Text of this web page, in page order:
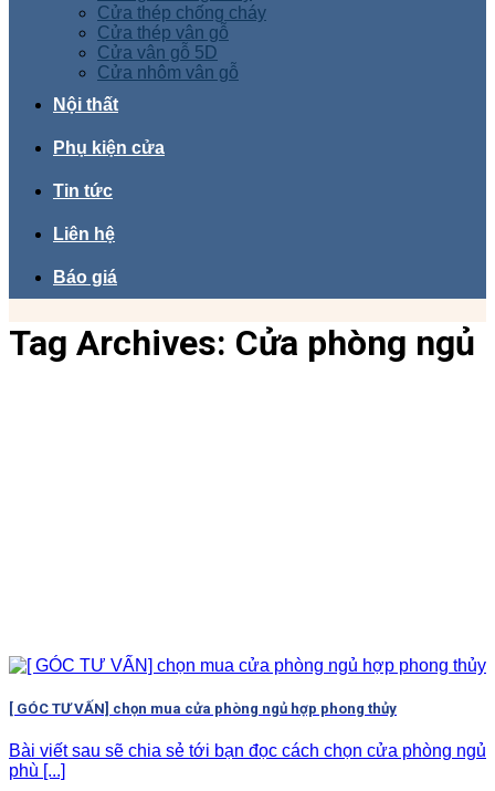
Cửa thép chống cháy
Cửa thép vân gỗ
Cửa vân gỗ 5D
Cửa nhôm vân gỗ
Nội thất
Phụ kiện cửa
Tin tức
Liên hệ
Báo giá
Tag Archives: Cửa phòng ngủ
[ GÓC TƯ VẤN] chọn mua cửa phòng ngủ hợp phong thủy
Bài viết sau sẽ chia sẻ tới bạn đọc cách chọn cửa phòng ngủ
phù [...]